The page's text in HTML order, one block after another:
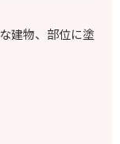
建物、部位に塗